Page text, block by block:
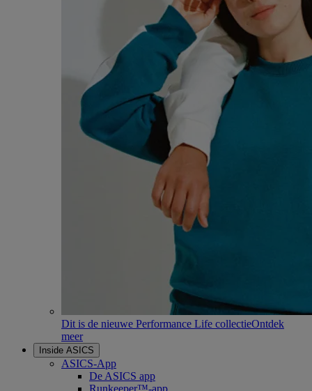
Dit is de nieuwe Performance Life collectieOntdek
meer
Inside ASICS
ASICS-App
De ASICS app